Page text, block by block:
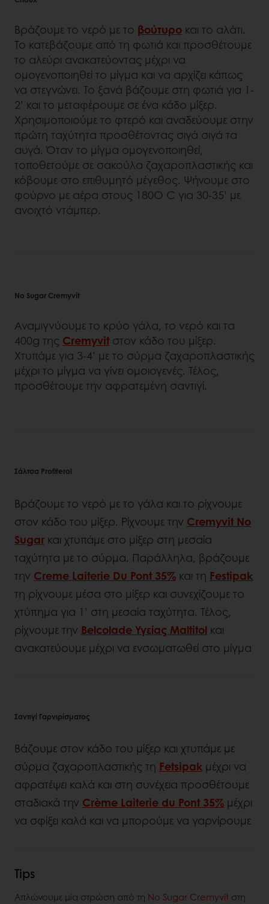
Βράζουμε το νερό με το βούτυρο και το αλάτι.
Το κατεβάζουμε από τη φωτιά και προσθέτουμε
το αλεύρι ανακατεύοντας μέχρι να
ομογενοποιηθεί το μίγμα και να αρχίζει κάπως
να στεγνώνει. Το ξανά βάζουμε στη φωτιά για 1-
2’ και το μεταφέρουμε σε ένα κάδο μίξερ.
Χρησιμοποιούμε το φτερό και αναδεύουμε στην
πρώτη ταχύτητα προσθέτοντας σιγά σιγά τα
αυγά. Όταν το μίγμα ομογενοποιηθεί,
τοποθετούμε σε σακούλα ζαχαροπλαστικής και
κόβουμε στο επιθυμητό μέγεθος. Ψήνουμε στο
φούρνο με αέρα στους 180Ο C για 30-35’ με
ανοιχτό ντάμπερ.
No Sugar Cremyvit
Αναμιγνύουμε το κρύο γάλα, το νερό και τα
400g της Cremyvit στον κάδο του μίξερ.
Χτυπάμε για 3-4’ με το σύρμα ζαχαροπλαστικής
μέχρι το μίγμα να γίνει ομοιογενές. Τέλος,
προσθέτουμε την αφρατεμένη σαντιγί.
Σάλτσα Profiterol
Βράζουμε το νερό με το γάλα και το ρίχνουμε
στον κάδο του μίξερ. Ρίχνουμε την Cremyvit No
Sugar και χτυπάμε στο μίξερ στη μεσαία
ταχύτητα με το σύρμα. Παράλληλα, βράζουμε
την Creme Laiterie Du Pont 35% και τη Festipak
τη ρίχνουμε μέσα στο μίξερ και συνεχίζουμε το
χτύπημα για 1’ στη μεσαία ταχύτητα. Τέλος,
ρίχνουμε την Belcolade Υγείας Maltitol και
ανακατεύουμε μέχρι να ενσωματωθεί στο μίγμα
Σαντιγί Γαρνιρίσματος
Βάζουμε στον κάδο του μίξερ και χτυπάμε με
σύρμα ζαχαροπλαστικής τη Fetsipak μέχρι να
αφρατέψει καλά και στη συνέχεια προσθέτουμε
σταδιακά την Crème Laiterie du Pont 35% μέχρι
να σφίξει καλά και να μπορούμε να γαρνίρουμε
Tips
Απλώνουμε μία στρώση από τη No Sugar Cremyvit στη